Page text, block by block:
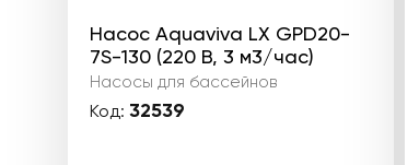
Насос Aquaviva LX GPD20-
7S-130 (220 В, 3 м3/час)
Насосы для бассейнов
Код: 32539